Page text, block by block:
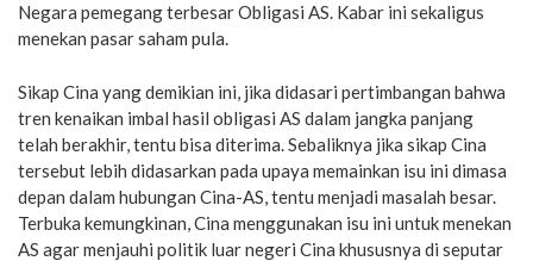
Negara pemegang terbesar Obligasi AS. Kabar ini sekaligus
menekan pasar saham pula.
Sikap Cina yang demikian ini, jika didasari pertimbangan bahwa
tren kenaikan imbal hasil obligasi AS dalam jangka panjang
telah berakhir, tentu bisa diterima. Sebaliknya jika sikap Cina
tersebut lebih didasarkan pada upaya memainkan isu ini dimasa
depan dalam hubungan Cina-AS, tentu menjadi masalah besar.
Terbuka kemungkinan, Cina menggunakan isu ini untuk menekan
AS agar menjauhi politik luar negeri Cina khususnya di seputar